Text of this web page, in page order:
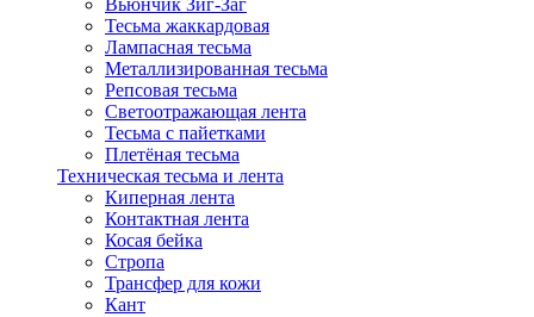
Вьюнчик Зиг-Заг
Тесьма жаккардовая
Лампасная тесьма
Металлизированная тесьма
Репсовая тесьма
Светоотражающая лента
Тесьма с пайетками
Плетёная тесьма
Техническая тесьма и лента
Киперная лента
Контактная лента
Косая бейка
Стропа
Трансфер для кожи
Кант